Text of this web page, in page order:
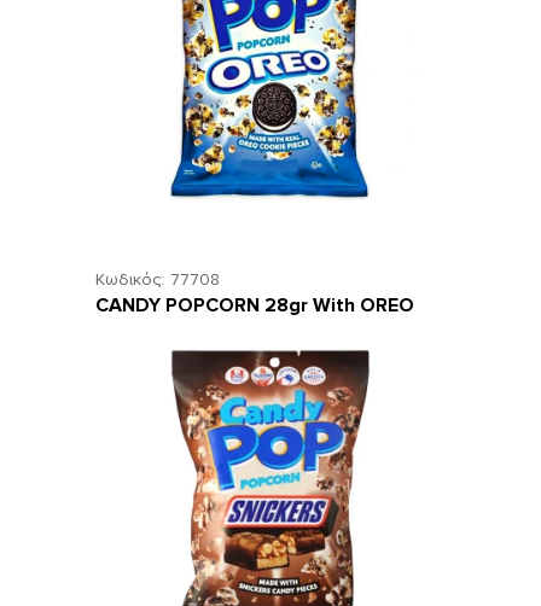
Κωδικός: 77708
CANDY POPCORN 28gr With OREO